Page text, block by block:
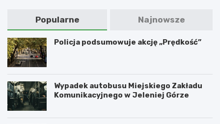
Popularne Najnowsze
Policja podsumowuje akcję „Prędkość”
Wypadek autobusu Miejskiego Zakładu
Komunikacyjnego w Jeleniej Górze